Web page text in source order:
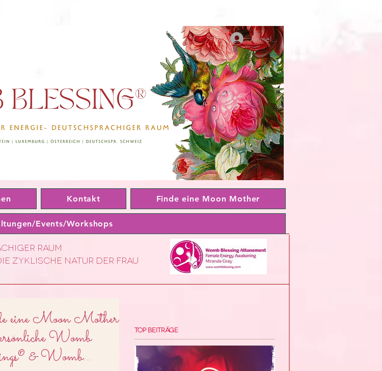
Anmelden
Kontakt Finde eine Moon Mother
Events/Workshops
Raum
zyklische Natur der frau
eine Moon Mother &
Womb
& Womb
Top Beiträge